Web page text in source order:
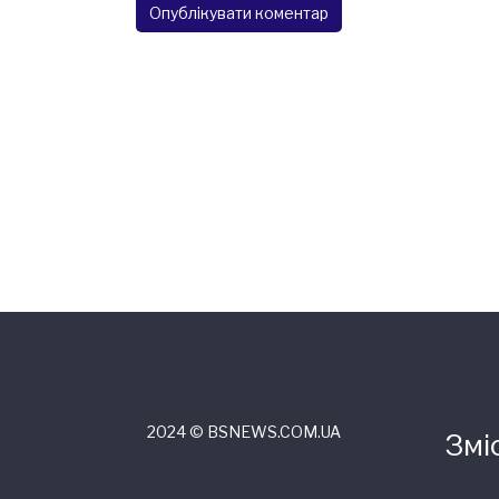
2024 © ВSNEWS.COM.UA